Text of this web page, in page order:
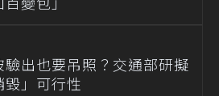
出也要吊照？交通部研擬
」可行性